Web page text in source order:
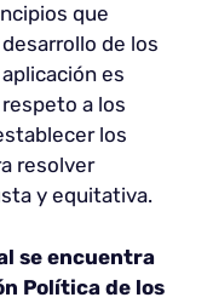
que
de los
es
a los
los
resolver
y equitativa.
se encuentra
Política de los